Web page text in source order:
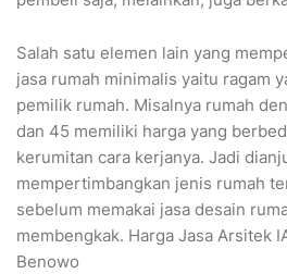
Salah satu elemen lain yang
jasa rumah minimalis yaitu ragam
pemilik rumah. Misalnya rumah
dan 45 memiliki harga yang
kerumitan cara kerjanya. Jadi
mempertimbangkan jenis rumah
sebelum memakai jasa desain
membengkak. Harga Jasa Arsitek
Benowo